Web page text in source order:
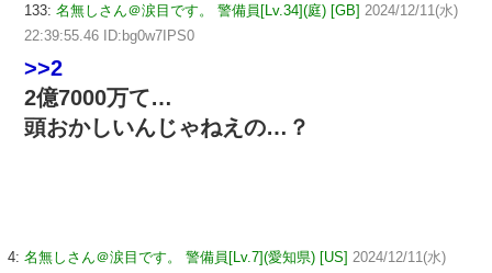
133: 名無しさん＠涙目です。 警備員[Lv.34](庭) [GB] 2024/12/11(水)
22:39:55.46 ID:bg0w7IPS0
>>2
2億7000万て…
頭おかしいんじゃねえの…？
4: 名無しさん＠涙目です。 警備員[Lv.7](愛知県) [US] 2024/12/11(水)